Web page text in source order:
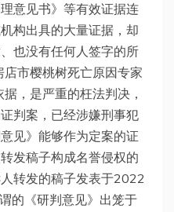
意见书》等有效证据连
构出具的大量证据，却
也没有任何人签字的所
市樱桃树死亡原因专家
，是严重的枉法判决，
判案，已经涉嫌刑事犯
见》能够作为定案的证
发稿子构成名誉侵权的
转发的稿子发表于2022
的《研判意见》出笼于